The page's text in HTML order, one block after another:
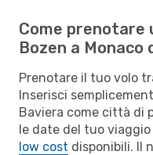
Come prenotare
Bozen a Monaco
Prenotare il tuo volo
Inserisci
Baviera come città di
le date del tuo
low cost disponibili. Il